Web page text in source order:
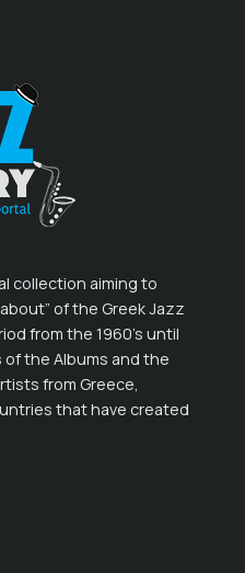
collection aiming to
of the Greek Jazz
from the 1960’s until
the Albums and the
from Greece,
that have created